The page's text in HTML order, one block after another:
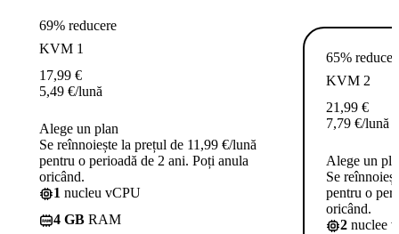
69% reducere
KVM 1
17,99 €
5,49 €/lună
Alege un plan
Se reînnoiește la prețul de 11,99 €/lună
pentru o perioadă de 2 ani. Poți anula
oricând.
1 nucleu vCPU
4 GB RAM
65%
KVM 2
21,99 €
7,79 €/lună
Alege un
Se
pentru o
oricând.
2 nuclee